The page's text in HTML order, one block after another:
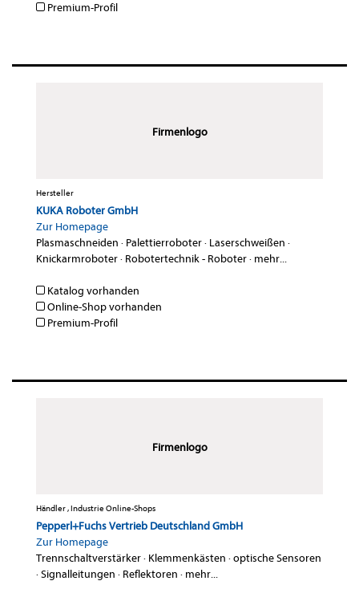
Premium-Profil
Firmenlogo
Hersteller
KUKA Roboter GmbH
Zur Homepage
Plasmaschneiden · Palettierroboter· Laserschweißen ·
Knickarmroboter· Robotertechnik - Roboter· mehr...
Katalog vorhanden
Online-Shop vorhanden
Premium-Profil
Firmenlogo
Händler , Industrie Online-Shops
Pepperl+Fuchs Vertrieb Deutschland GmbH
Zur Homepage
Trennschaltverstärker· Klemmenkästen ·optische Sensoren
·Signalleitungen · Reflektoren · mehr...